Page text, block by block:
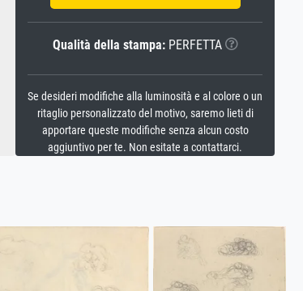
Qualità della stampa:PERFETTA
Se desideri modifiche alla luminosità e al colore o un
ritaglio personalizzato del motivo, saremo lieti di
apportare queste modifiche senza alcun costo
aggiuntivo per te. Non esitate a contattarci.